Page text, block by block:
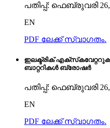
പതിപ്പ്: ഫെബ്രുവരി 26,
EN
PDF ലേക്ക് സ്വാഗതം.
ഇലക്ട്രിക്
ബാറ്ററികൾ ബ്രോഷർ
പതിപ്പ്: ഫെബ്രുവരി 26,
EN
PDF ലേക്ക് സ്വാഗതം.